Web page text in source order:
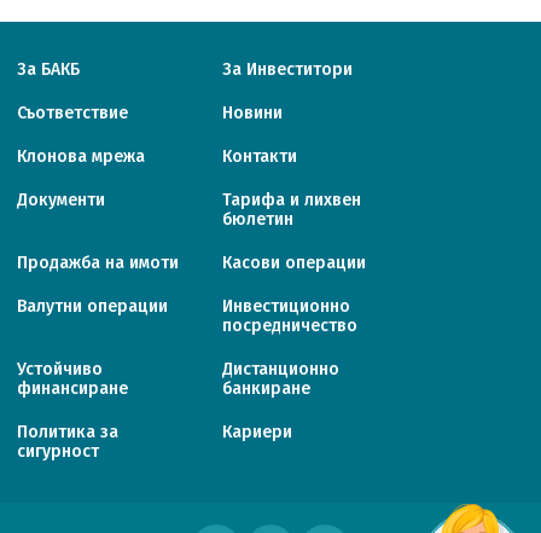
За БАКБ За Инвеститори
Съответствие Новини
Клонова мрежа Контакти
Документи
Тарифa и лихвен
бюлетин
Продажба на имоти Касови операции
Валутни операции
Инвестиционно
посредничество
Устойчиво
финансиране
Дистанционно
банкиране
Политика за
сигурност
Кариери